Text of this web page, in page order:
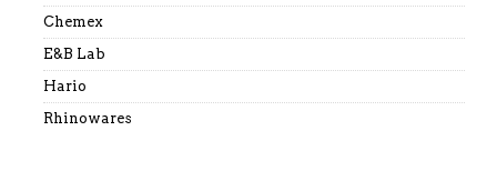
Chemex
E&B Lab
Hario
Rhinowares